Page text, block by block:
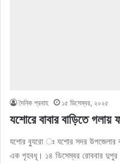
দৈনিক প্রবাহ ১৫ ডিসেম্বর, ২০২৫
যশোরে বাবার বাড়িতে
যশোর ব্যুরো ঃ যশোর সদর উপজেলার
এক গৃহবধূ। ১৪ ডিসেম্বর রোববার দুপুর